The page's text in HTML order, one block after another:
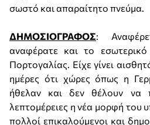
σωστό και απαραίτητο πνεύμα.
ΔΗΜΟΣΙΟΓΡΑΦΟΣ:
αναφέρατε και το εσωτερικό
Πορτογαλίας. Είχε γίνει
ημέρες ότι χώρες όπως η
ήθελαν και δεν θέλουν να
λεπτομέρειες η νέα μορφή του
πολλοί επικαλούμενοι και